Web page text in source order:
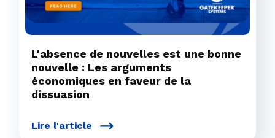
L'absence de nouvelles est une bonne
nouvelle : Les arguments
économiques en faveur de la
dissuasion
Lire l'article